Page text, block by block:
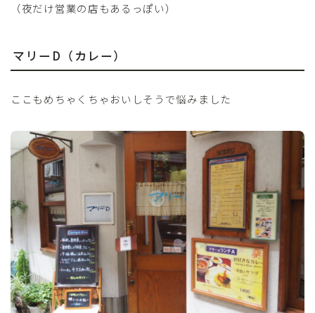
（夜だけ営業の店もあるっぽい）
マリーD（カレー）
ここもめちゃくちゃおいしそうで悩みました